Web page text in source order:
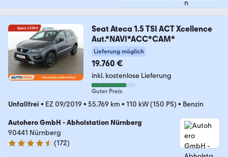
Seat Ateca 1.5 TSI ACT Xcellence
Aut.*NAVI*ACC*CAM*
Lieferung möglich
19.760 €
inkl. kostenlose Lieferung
Guter Preis
Unfallfrei • EZ 09/2019 • 55.769 km • 110 kW (150 PS) • Benzin
Autohero GmbH - Abholstation Nürnberg
90441 Nürnberg
4.5 Sterne
(172)